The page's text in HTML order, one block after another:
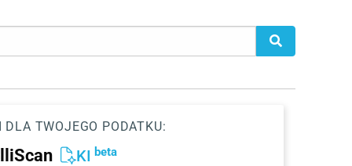
DLA TWOJEGO PODATKU:
KI beta